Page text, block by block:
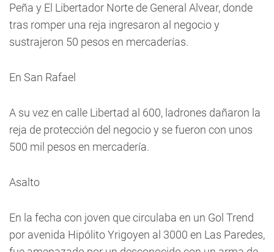
Peña y El Libertador Norte de General Alvear, donde
tras romper una reja ingresaron al negocio y
sustrajeron 50 pesos en mercaderías.
En San Rafael
A su vez en calle Libertad al 600, ladrones dañaron la
reja de protección del negocio y se fueron con unos
500 mil pesos en mercadería.
Asalto
En la fecha con joven que circulaba en un Gol Trend
por avenida Hipólito Yrigoyen al 3000 en Las Paredes,